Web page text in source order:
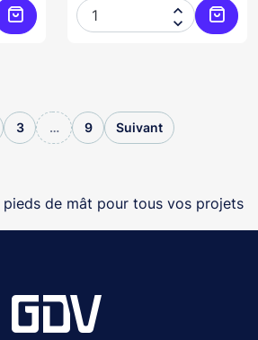
Ajouter au panier


3 … 9 Suivant
de mât pour tous vos projets